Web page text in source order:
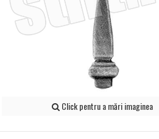
Click pentru a mări imaginea